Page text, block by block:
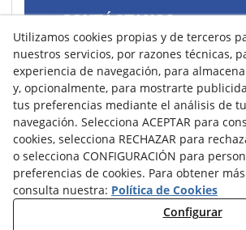
CONTÁCTANOS
43400 Montblanc (Tarragona) España
spain@precisionsport.eu
Aviso Legal Política de
Política de Privacidad
Condiciones de Compra
Utilizamos cookies propias y de terceros
nuestros servicios, por razones técnicas,
experiencia de navegación, para
y, opcionalmente, para mostrarte
tus preferencias mediante el análisis de
navegación. Selecciona ACEPTAR para
cookies, selecciona RECHAZAR para
o selecciona CONFIGURACIÓN para
preferencias de cookies. Para obtener
consulta nuestra: Política de Cookies
Configurar